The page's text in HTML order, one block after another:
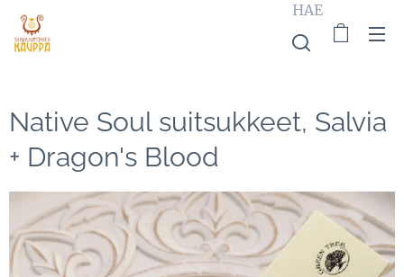
HAE
Native Soul suitsukkeet, Salvia
+ Dragon's Blood